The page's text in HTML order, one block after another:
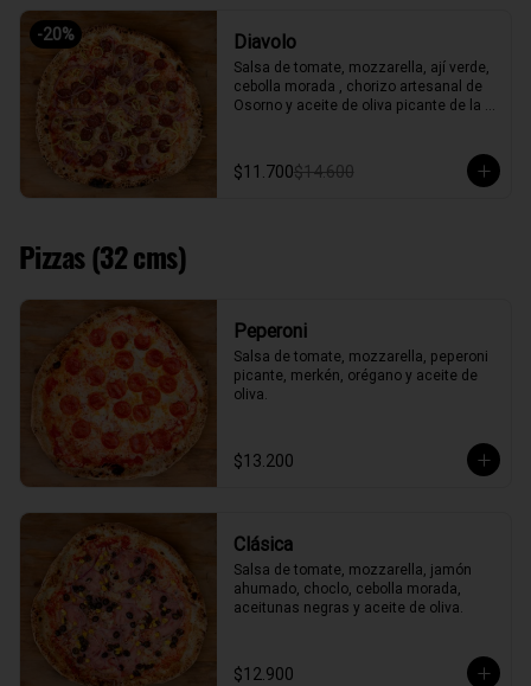
-20% Diavolo
Salsa de tomate, mozzarella, ají verde,
cebolla morada , chorizo artesanal de
Osorno y aceite de oliva picante de la
$11.700$14.600
Pizzas (32 cms)
Peperoni
Salsa de tomate, mozzarella, peperoni
picante, merkén, orégano y aceite de
oliva.
$13.200
Clásica
Salsa de tomate, mozzarella, jamón
ahumado, choclo, cebolla morada,
aceitunas negras y aceite de oliva.
$12.900